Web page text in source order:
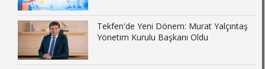
Tekfen'de Yeni Dönem: Murat Yalçıntaş
Yönetim Kurulu Başkanı Oldu